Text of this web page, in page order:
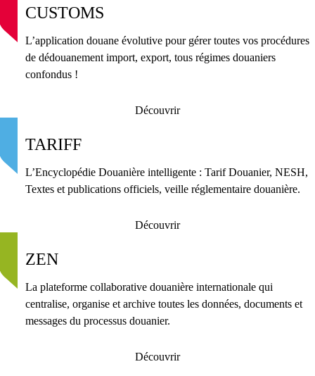
CUSTOMS
L’application douane évolutive pour gérer toutes vos procédures
de dédouanement import, export, tous régimes douaniers
confondus !
Découvrir
TARIFF
L’Encyclopédie Douanière intelligente : Tarif Douanier, NESH,
Textes et publications officiels, veille réglementaire douanière.
Découvrir
ZEN
La plateforme collaborative douanière internationale qui
centralise, organise et archive toutes les données, documents et
messages du processus douanier.
Découvrir